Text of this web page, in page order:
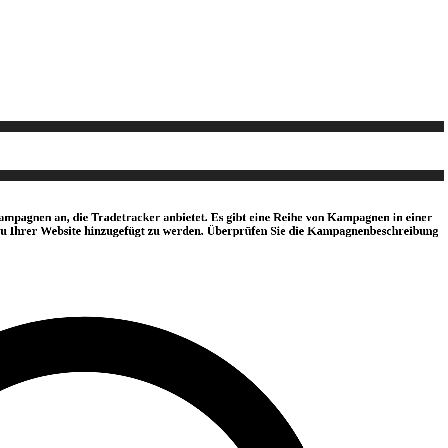
an, die Tradetracker anbietet. Es gibt eine Reihe von Kampagnen in einer
Ihrer Website hinzugefügt zu werden. Überprüfen Sie die Kampagnenbeschreibung